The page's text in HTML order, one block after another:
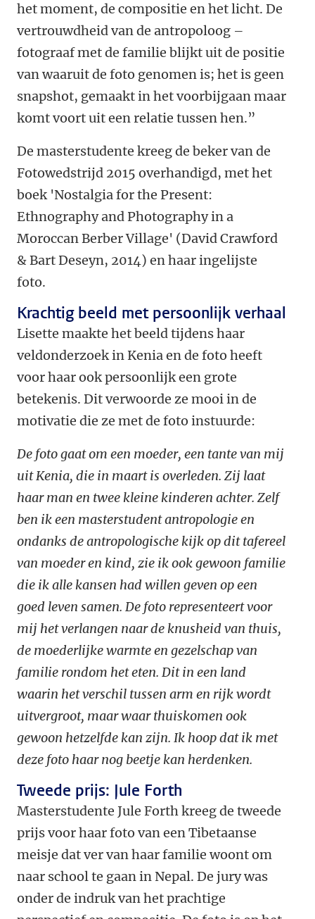
het moment, de compositie en het licht. De
vertrouwdheid van de antropoloog –
fotograaf met de familie blijkt uit de positie
van waaruit de foto genomen is; het is geen
snapshot, gemaakt in het voorbijgaan maar
komt voort uit een relatie tussen hen.”
De masterstudente kreeg de beker van de
Fotowedstrijd 2015 overhandigd, met het
boek 'Nostalgia for the Present:
Ethnography and Photography in a
Moroccan Berber Village' (David Crawford
& Bart Deseyn, 2014) en haar ingelijste
foto.
Krachtig beeld met persoonlijk verhaal
Lisette maakte het beeld tijdens haar
veldonderzoek in Kenia en de foto heeft
voor haar ook persoonlijk een grote
betekenis. Dit verwoorde ze mooi in de
motivatie die ze met de foto instuurde:
De foto gaat om een moeder, een tante van mij
uit Kenia, die in maart is overleden. Zij laat
haar man en twee kleine kinderen achter. Zelf
ben ik een masterstudent antropologie en
ondanks de antropologische kijk op dit tafereel
van moeder en kind, zie ik ook gewoon familie
die ik alle kansen had willen geven op een
goed leven samen. De foto representeert voor
mij het verlangen naar de knusheid van thuis,
de moederlijke warmte en gezelschap van
familie rondom het eten. Dit in een land
waarin het verschil tussen arm en rijk wordt
uitvergroot, maar waar thuiskomen ook
gewoon hetzelfde kan zijn. Ik hoop dat ik met
deze foto haar nog beetje kan herdenken.
Tweede prijs: Jule Forth
Masterstudente Jule Forth kreeg de tweede
prijs voor haar foto van een Tibetaanse
meisje dat ver van haar familie woont om
naar school te gaan in Nepal. De jury was
onder de indruk van het prachtige